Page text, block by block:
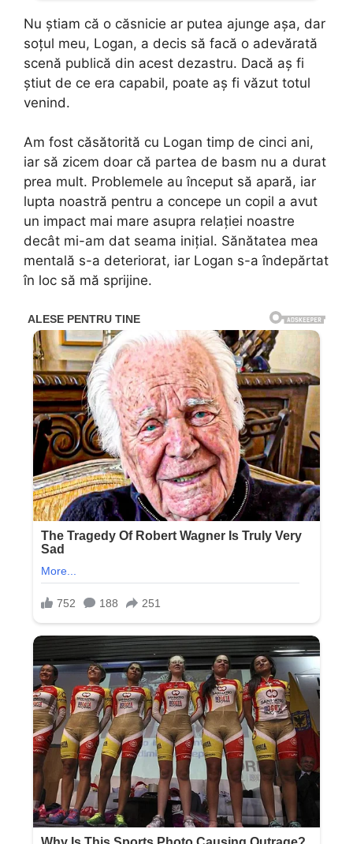
Nu știam că o căsnicie ar putea ajunge așa, dar
soțul meu, Logan, a decis să facă o adevărată
scenă publică din acest dezastru. Dacă aș fi
știut de ce era capabil, poate aș fi văzut totul
venind.
Am fost căsătorită cu Logan timp de cinci ani,
iar să zicem doar că partea de basm nu a durat
prea mult. Problemele au început să apară, iar
lupta noastră pentru a concepe un copil a avut
un impact mai mare asupra relației noastre
decât mi-am dat seama inițial. Sănătatea mea
mentală s-a deteriorat, iar Logan s-a îndepărtat
în loc să mă sprijine.